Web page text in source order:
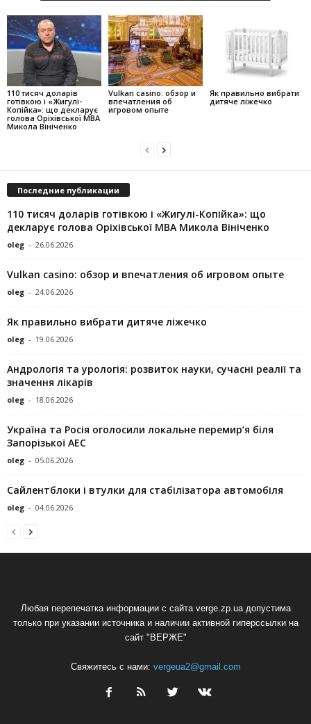
110 тисяч доларів
готівкою і «Жигулі-
Копійка»: що декларує
голова Оріхівської МВА
Микола Вініченко
Vulkan casino: обзор и
впечатления об
игровом опыте
Як правильно вибрати
дитяче ліжечко
Последние публикации
110 тисяч доларів готівкою і «Жигулі-Копійка»: що
декларує голова Оріхівської МВА Микола Вініченко
oleg - 26.06.2026
Vulkan casino: обзор и впечатления об игровом опыте
oleg - 24.06.2026
Як правильно вибрати дитяче ліжечко
oleg - 19.06.2026
Андрологія та урологія: розвиток науки, сучасні реалії та
значення лікарів
oleg - 18.06.2026
Україна та Росія оголосили локальне перемир’я біля
Запорізької АЕС
oleg - 05.06.2026
Сайлентблоки і втулки для стабілізатора автомобіля
oleg - 04.06.2026
Любая перепечатка информации с сайта verge.zp.ua допустима
только при указании источника и наличии активной гиперссылки на
сайт "ВЕРЖЕ"
Свяжитесь с нами: vergeua2@gmail.com